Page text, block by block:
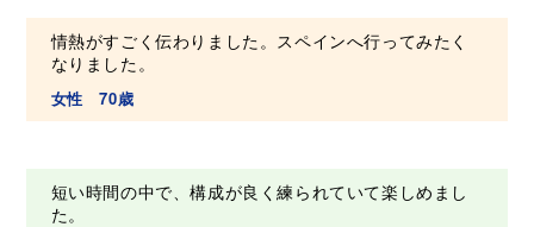
情熱がすごく伝わりました。スペインへ行ってみたく
なりました。
女性 70歳
短い時間の中で、構成が良く練られていて楽しめまし
た。